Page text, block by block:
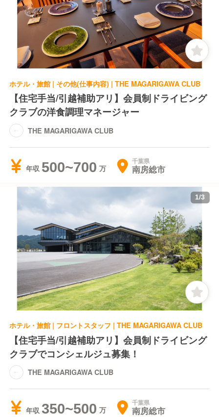
ホテル・旅館 | その他(仕事内容) | THE MAGARIGAWA CLUB
【住宅手当/引越補助アリ】会員制ドライビング
クラブの洋食調理マネージャー
THE MAGARIGAWA CLUB
年収 500~700 千葉県
南房総市
1/3
ホテル・旅館 | フロントスタッフ | THE MAGARIGAWA CLUB
【住宅手当/引越補助アリ】会員制ドライビング
クラブでコンシェルジュ募集！
THE MAGARIGAWA CLUB
年収 350~500 千葉県
南房総市